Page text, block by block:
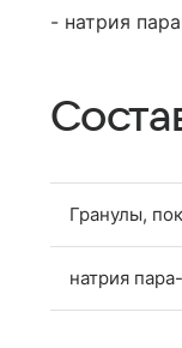
- натрия
Гранулы,
натрия